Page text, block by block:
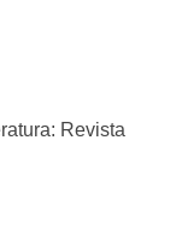
Revista